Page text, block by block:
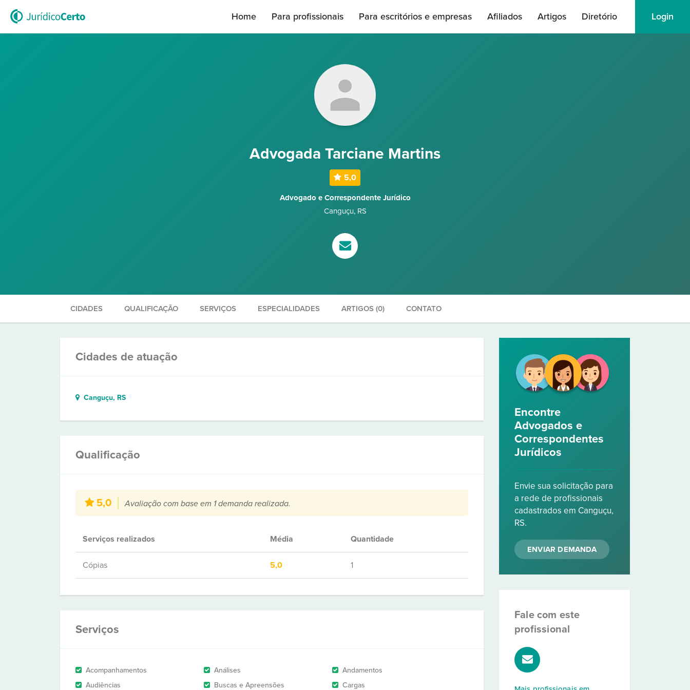
Home Para profissionais Para escritórios e empresas Afiliados Artigos Diretório Login
Advogada Tarciane Martins
5,0
Advogado e Correspondente Jurídico
Canguçu, RS
CIDADES QUALIFICAÇÃO SERVIÇOS ESPECIALIDADES ARTIGOS (0) CONTATO
Cidades de atuação
Canguçu, RS
Qualificação
5,0 Avaliação com base em 1 demanda realizada.
Serviços realizados Média Quantidade
Cópias 5,0 1
Serviços
Acompanhamentos Análises
Andamentos
Audiências
Buscas e Apreensões
Cargas
Encontre
Advogados e
Correspondentes
Jurídicos
Envie sua solicitação para
a rede de profissionais
cadastrados em Canguçu,
RS.
ENVIAR DEMANDA
Fale com este
profissional